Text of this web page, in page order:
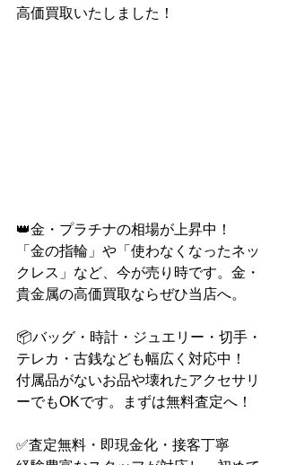
高価買取いたしました！
👑金・プラチナの相場が上昇中！
「金の指輪」や「使わなくなったネッ
クレス」など、今が売り時です。金・
貴金属の高価買取ならぜひ当店へ。
📦バッグ・時計・ジュエリー・切手・
テレカ・古銭なども幅広く対応中！
付属品がないお品や壊れたアクセサリ
ーでもOKです。まずは無料査定へ！
✅査定無料・即現金化・接客丁寧